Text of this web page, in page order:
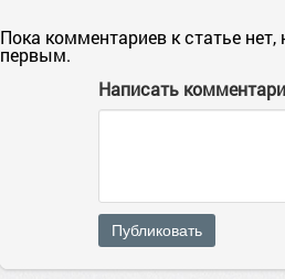
Пока комментариев к статье
первым.
Написать
Публиковать